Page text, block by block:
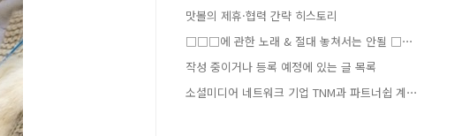
맛볼의 제휴·협력 간략 히스토리
□□□에 관한 노래 & 절대 놓쳐서는 안될 □⋯
작성 중이거나 등록 예정에 있는 글 목록
소셜미디어 네트워크 기업 TNM과 파트너쉽 계⋯